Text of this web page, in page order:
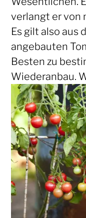
verlangt er von
Es gilt also aus
angebauten
Besten zu
Wiederanbau.